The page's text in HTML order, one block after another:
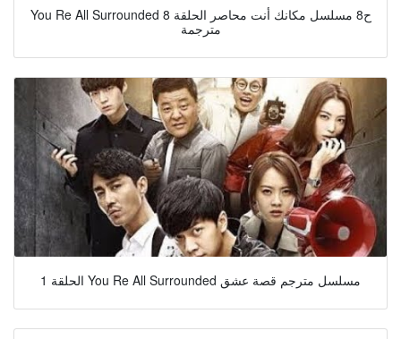
You Re All Surrounded ح8 مسلسل مكانك أنت محاصر الحلقة 8
مترجمة
الحلقة 1 You Re All Surrounded مسلسل مترجم قصة عشق